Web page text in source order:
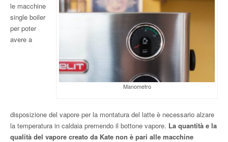
Manometro
le macchine
single boiler
per poter
avere a
disposizione del vapore per la montatura del latte è necessario alzare
la temperatura in caldaia premendo il bottone vapore. La quantità e la
qualità del vapore creato da Kate non è pari alle macchine